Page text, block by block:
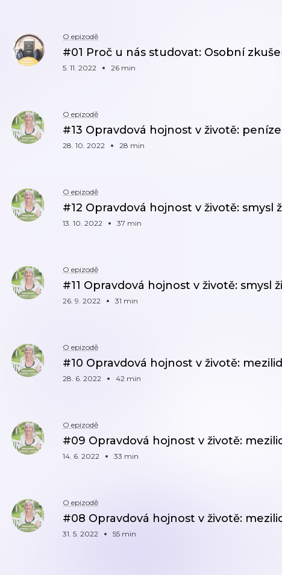
O epizodě
#01 Proč u nás studovat: Osobní
5. 11. 2022 26 min
O epizodě
#13 Opravdová hojnost v životě:
28. 10. 2022 28 min
O epizodě
#12 Opravdová hojnost v životě: smysl
13. 10. 2022 37 min
O epizodě
#11 Opravdová hojnost v životě: smysl
26. 9. 2022 31 min
O epizodě
#10 Opravdová hojnost v životě:
28. 6. 2022 42 min
O epizodě
#09 Opravdová hojnost v životě:
14. 6. 2022 33 min
O epizodě
#08 Opravdová hojnost v životě:
31. 5. 2022 55 min